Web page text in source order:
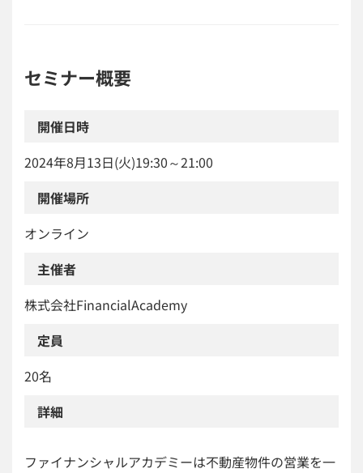
セミナー概要
開催日時
2024年8月13日(火)19:30～21:00
開催場所
オンライン
主催者
株式会社FinancialAcademy
定員
20名
詳細
ファイナンシャルアカデミーは不動産物件の営業を一